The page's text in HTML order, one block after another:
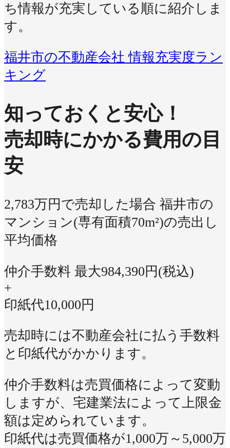
ち情報が充実している順に紹介しま
す。
福井市の不動産会社 情報充実度ラン
キング
知っておくと安心！
売却時にかかる費用の目
安
2,783万円で売却した場合 福井市の
マンション(専有面積70m²)の売出し
平均価格
仲介手数料 最大984,390円(税込)
+
印紙代10,000円
売却時には不動産会社に払う手数料
と印紙代がかかります。
仲介手数料は売買価格によって変動
しますが、宅建業法によって上限金
額は定められています。
印紙代は売買価格が1,000万～5,000万